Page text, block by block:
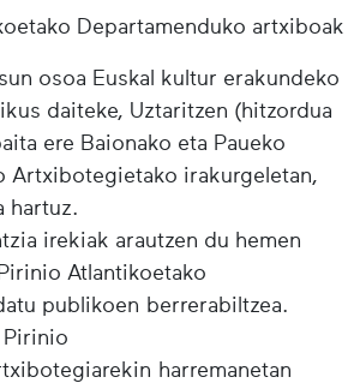
Departamenduko artxiboak
osoa Euskal kultur erakundeko
daiteke, Uztaritzen (hitzordua
ere Baionako eta Paueko
Artxibotegietako irakurgeletan,
hartuz.
irekiak arautzen du hemen
Atlantikoetako
publikoen berrerabiltzea.
Pirinio
harremanetan